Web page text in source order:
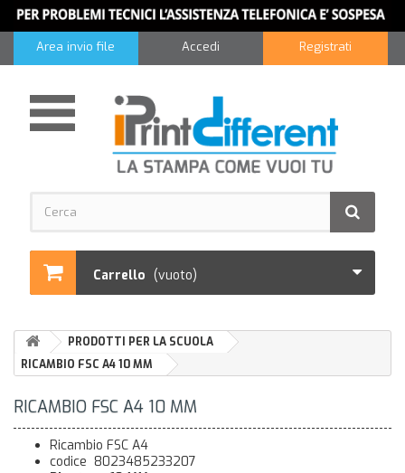
Area invio file Accedi Registrati
Carrello (vuoto)
PRODOTTI PER LA SCUOLA
RICAMBIO FSC A4 10 MM
RICAMBIO FSC A4 10 MM
Ricambio FSC A4
codice 8023485233207